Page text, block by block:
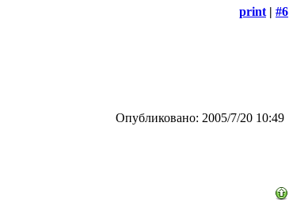
print | #6
Опубликовано: 2005/7/20 10:49